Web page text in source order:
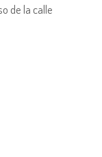
de la calle